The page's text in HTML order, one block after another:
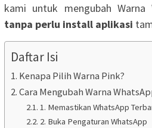
kami untuk mengubah Warna
tanpa perlu install aplikasi
Daftar Isi
Kenapa Pilih Warna Pink?
Cara Mengubah Warna
1. Memastikan WhatsApp
2. Buka Pengaturan WhatsApp